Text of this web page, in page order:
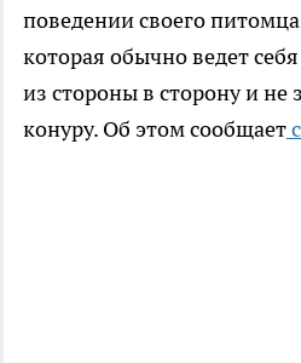
поведении своего
которая обычно ведет
из стороны в сторону и не
конуру. Об этом сообщает